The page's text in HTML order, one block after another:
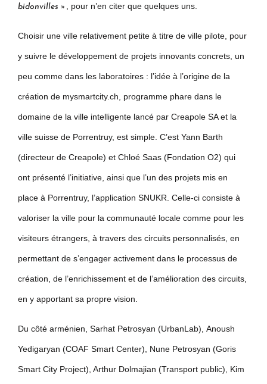
bidonvilles » , pour n’en citer que quelques uns.
Choisir une ville relativement petite à titre de ville pilote, pour
y suivre le développement de projets innovants concrets, un
peu comme dans les laboratoires : l’idée à l’origine de la
création de mysmartcity.ch, programme phare dans le
domaine de la ville intelligente lancé par Creapole SA et la
ville suisse de Porrentruy, est simple. C’est Yann Barth
(directeur de Creapole) et Chloé Saas (Fondation O2) qui
ont présenté l’initiative, ainsi que l’un des projets mis en
place à Porrentruy, l’application SNUKR. Celle-ci consiste à
valoriser la ville pour la communauté locale comme pour les
visiteurs étrangers, à travers des circuits personnalisés, en
permettant de s’engager activement dans le processus de
création, de l’enrichissement et de l’amélioration des circuits,
en y apportant sa propre vision.
Du côté arménien, Sarhat Petrosyan (UrbanLab), Anoush
Yedigaryan (COAF Smart Center), Nune Petrosyan (Goris
Smart City Project), Arthur Dolmajian (Transport public), Kim